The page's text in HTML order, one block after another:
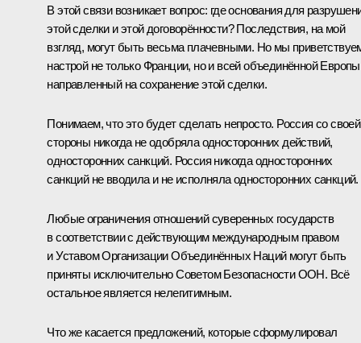
В этой связи возникает вопрос: где основания для
этой сделки и этой договорённости? Последствия, на мой
взгляд, могут быть весьма плачевными. Но мы
настрой не только Франции, но и всей объединённой
направленный на сохранение этой сделки.
Понимаем, что это будет сделать непросто. Россия со своей
стороны никогда не одобряла односторонних действий,
односторонних санкций. Россия никогда односторонних
санкций не вводила и не исполняла односторонних санкций.
Любые ограничения отношений суверенных государств
в соответствии с действующим международным правом
и Уставом Организации Объединённых Наций могут быть
приняты исключительно Советом Безопасности ООН. Всё
остальное является нелегитимным.
Что же касается предложений, которые сформулировал